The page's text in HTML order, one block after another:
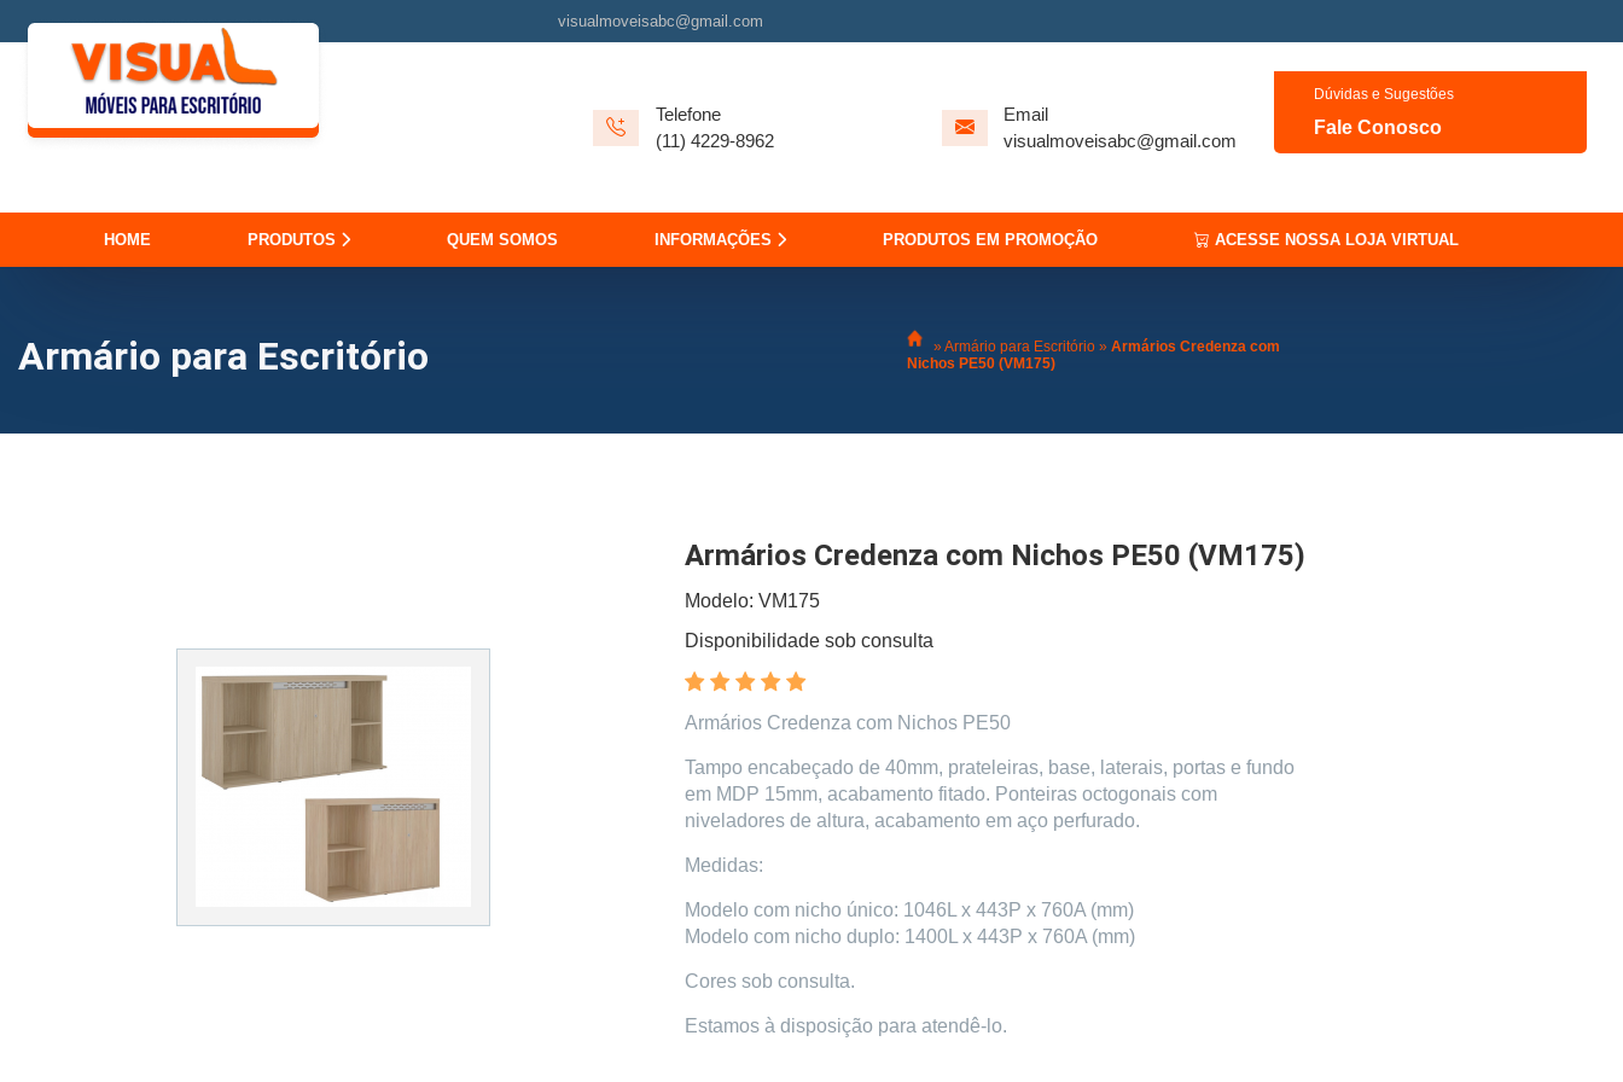
visualmoveisabc@gmail.com
Telefone
(11) 4229-8962
Email
visualmoveisabc@gmail.com
Dúvidas e Sugestões
Fale Conosco
HOME PRODUTOS QUEM SOMOS INFORMAÇÕES PRODUTOS EM PROMOÇÃO ACESSE NOSSA LOJA VIRTUAL
Armário para Escritório »Armário para Escritório » Armários Credenza com
Nichos PE50 (VM175)
Armários Credenza com Nichos PE50 (VM175)
Modelo: VM175
Disponibilidade sob consulta
Armários Credenza com Nichos PE50
Tampo encabeçado de 40mm, prateleiras, base, laterais, portas e fundo
em MDP 15mm, acabamento fitado. Ponteiras octogonais com
niveladores de altura, acabamento em aço perfurado.
Medidas:
Modelo com nicho único: 1046L x 443P x 760A (mm)
Modelo com nicho duplo: 1400L x 443P x 760A (mm)
Cores sob consulta.
Estamos à disposição para atendê-lo.